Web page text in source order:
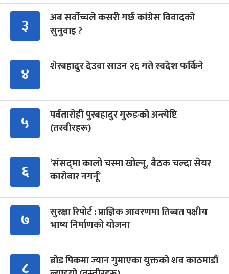
३
अब सर्वोच्चले कसरी गर्छ कांग्रेस विवादको
सुनुवाइ ?
४ शेरबहादुर देउवा साउन २६ गते स्वदेश फर्किने
५
पर्वतारोही पुरबहादुर गुरुङको अन्त्येष्टि
(तस्वीरहरू)
६
‘संसद्‍मा कालो चस्मा खोल्नू, बैठक चल्दा सेयर
कारोबार नगर्नू’
७
सुरक्षा रिपोर्ट : प्राज्ञिक आवरणमा तिब्बत पक्षीय
भाष्य निर्माणको योजना
८
ब्रोड पिकमा ज्यान गुमाएका युक्तको शव काठमाडौं